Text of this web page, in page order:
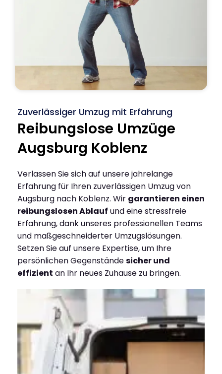
Zuverlässiger Umzug mit Erfahrung
Reibungslose Umzüge
Augsburg Koblenz
Verlassen Sie sich auf unsere jahrelange
Erfahrung für Ihren zuverlässigen Umzug von
Augsburg nach Koblenz. Wir garantieren einen
reibungslosen Ablauf und eine stressfreie
Erfahrung, dank unseres professionellen Teams
und maßgeschneiderter Umzugslösungen.
Setzen Sie auf unsere Expertise, um Ihre
persönlichen Gegenständesicher und
effizient an Ihr neues Zuhause zu bringen.